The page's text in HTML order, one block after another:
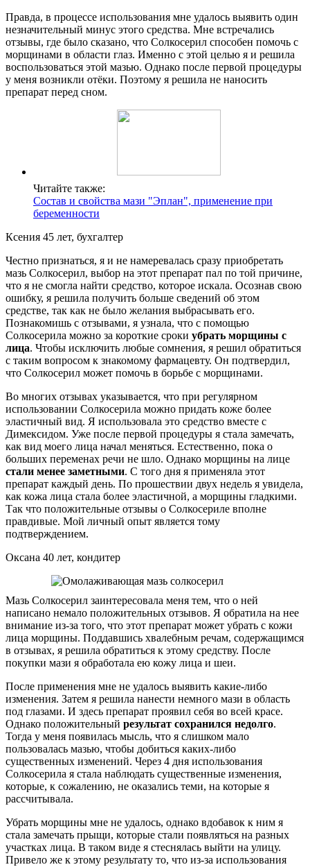
Правда, в процессе использования мне удалось выявить один
незначительный минус этого средства. Мне встречались
отзывы, где было сказано, что Солкосерил способен помочь с
морщинами в области глаз. Именно с этой целью я и решила
воспользоваться этой мазью. Однако после первой процедуры
у меня возникли отёки. Поэтому я решила не наносить
препарат перед сном.
Читайте также:
Состав и свойства мази "Эплан", применение при
беременности
Ксения 45 лет, бухгалтер
Честно признаться, я и не намеревалась сразу приобретать
мазь Солкосерил, выбор на этот препарат пал по той причине,
что я не смогла найти средство, которое искала. Осознав свою
ошибку, я решила получить больше сведений об этом
средстве, так как не было желания выбрасывать его.
Познакомишь с отзывами, я узнала, что с помощью
Солкосерила можно за короткие сроки убрать морщины с
лица. Чтобы исключить любые сомнения, я решил обратиться
с таким вопросом к знакомому фармацевту. Он подтвердил,
что Солкосерил может помочь в борьбе с морщинами.
Во многих отзывах указывается, что при регулярном
использовании Солкосерила можно придать коже более
эластичный вид. Я использовала это средство вместе с
Димексидом. Уже после первой процедуры я стала замечать,
как вид моего лица начал меняться. Естественно, пока о
больших переменах речи не шло. Однако морщины на лице
стали менее заметными. С того дня я применяла этот
препарат каждый день. По прошествии двух недель я увидела,
как кожа лица стала более эластичной, а морщины гладкими.
Так что положительные отзывы о Солкосериле вполне
правдивые. Мой личный опыт является тому
подтверждением.
Оксана 40 лет, кондитер
Мазь Солкосерил заинтересовала меня тем, что о ней
написано немало положительных отзывов. Я обратила на нее
внимание из-за того, что этот препарат может убрать с кожи
лица морщины. Поддавшись хвалебным речам, содержащимся
в отзывах, я решила обратиться к этому средству. После
покупки мази я обработала ею кожу лица и шеи.
После применения мне не удалось выявить какие-либо
изменения. Затем я решила нанести немного мази в область
под глазами. И здесь препарат проявил себя во всей красе.
Однако положительный результат сохранился недолго.
Тогда у меня появилась мысль, что я слишком мало
пользовалась мазью, чтобы добиться каких-либо
существенных изменений. Через 4 дня использования
Солкосерила я стала наблюдать существенные изменения,
которые, к сожалению, не оказались теми, на которые я
рассчитывала.
Убрать морщины мне не удалось, однако вдобавок к ним я
стала замечать прыщи, которые стали появляться на разных
участках лица. В таком виде я стеснялась выйти на улицу.
Привело же к этому результату то, что из-за использования